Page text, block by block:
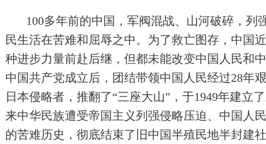
100多年前的中国，军阀混战、山河破碎，列
民生活在苦难和屈辱之中。为了救亡图存，中国
种进步力量前赴后继，但都未能改变中国人民和
中国共产党成立后，团结带领中国人民经过28年
日本侵略者，推翻了“三座大山”，于1949年建立
来中华民族遭受帝国主义列强侵略压迫、中国人
的苦难历史，彻底结束了旧中国半殖民地半封建